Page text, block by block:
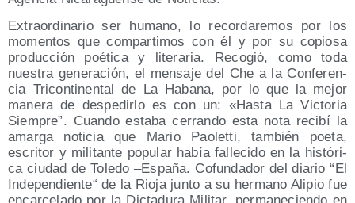
Extra­or­di­na­rio ser humano, lo recor­da­re­mos por los
momen­tos que com­par­ti­mos con él y por su copio­sa
pro­duc­ción poé­ti­ca y lite­ra­ria. Reco­gió, como toda
nues­tra gene­ra­ción, el men­sa­je del Che a la Con­fe­ren­
cia Tri­con­ti­nen­tal de La Haba­na, por lo que la mejor
mane­ra de des­pe­dir­lo es con un: «Has­ta La Vic­to­ria
Siem­pre”. Cuan­do esta­ba cerran­do esta nota reci­bí la
amar­ga noti­cia que Mario Pao­let­ti, tam­bién poe­ta,
escri­tor y mili­tan­te popu­lar había falle­ci­do en la his­tó­ri­
ca ciu­dad de Tole­do –Espa­ña. Cofun­da­dor del dia­rio “El
Inde­pen­dien­te“ de la Rio­ja jun­to a su her­mano Ali­pio fue